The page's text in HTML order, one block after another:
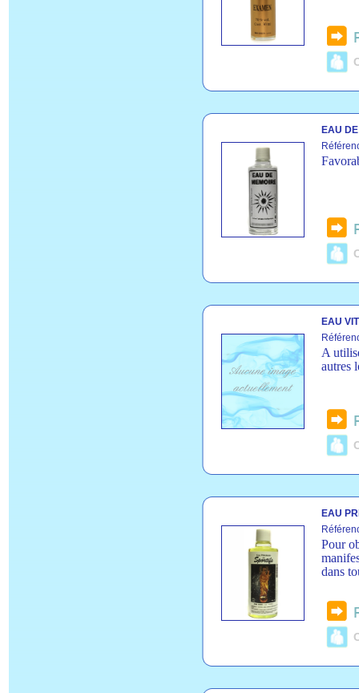
EAU
EAU
A
autres
EAU
Pour
dans